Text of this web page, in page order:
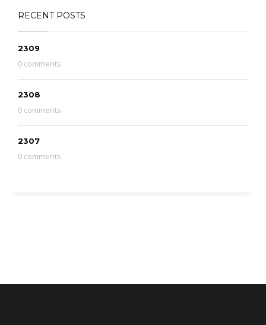
RECENT POSTS
2309
0 comments
2308
0 comments
2307
0 comments